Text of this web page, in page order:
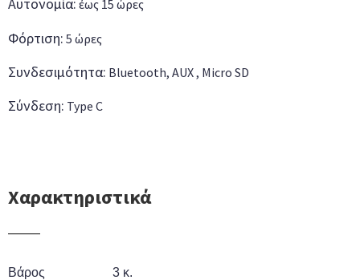
Αυτονομία: έως 15 ώρες
Φόρτιση: 5 ώρες
Συνδεσιμότητα: Bluetooth, AUX , Micro SD
Σύνδεση: Type C
Χαρακτηριστικά
Βάρος
3 κ.